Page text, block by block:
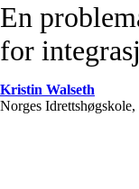
En
for
Kristin Walseth
Norges Idrettshøgskole,